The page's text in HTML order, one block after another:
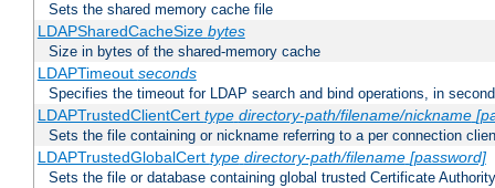
Sets the shared memory cache file
LDAPSharedCacheSize bytes
Size in bytes of the shared-memory cache
LDAPTimeout seconds
Specifies the timeout for LDAP search and bind operations, in
LDAPTrustedClientCert type directory-path/filename/nickname
Sets the file containing or nickname referring to a per connection
LDAPTrustedGlobalCert type directory-path/filename [password]
Sets the file or database containing global trusted Certificate